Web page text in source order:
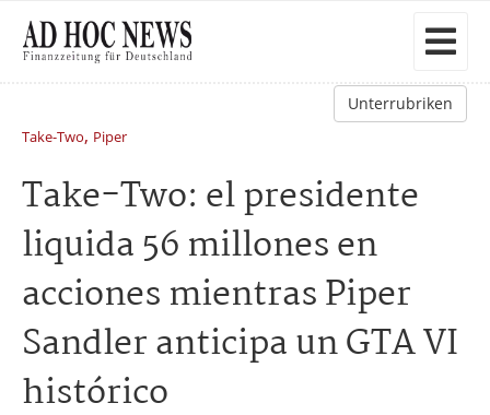
Unterrubriken
Take-Two, Piper
Take-Two: el presidente
liquida 56 millones en
acciones mientras Piper
Sandler anticipa un GTA VI
histórico